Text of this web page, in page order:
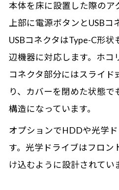
本体を床に設置した際のア
上部に電源ボタンとUSBコ
USBコネクタはType-C形状
辺機器に対応します。ホコ
コネクタ部分にはスライド
り、カバーを閉めた状態で
構造になっています。
オプションでHDDや光学
す。光学ドライブはフロン
け込むように設計されてい